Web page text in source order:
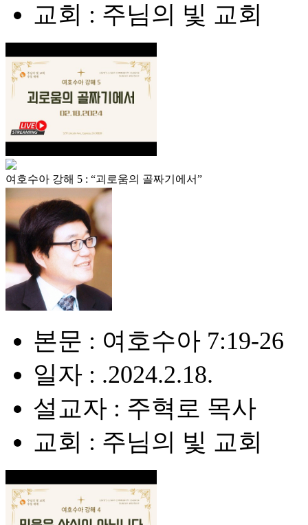
교회 : 주님의 빛 교회
여호수아 강해 5 : “괴로움의 골짜기에서”
본문 : 여호수아 7:19-26
일자 : .2024.2.18.
설교자 : 주혁로 목사
교회 : 주님의 빛 교회